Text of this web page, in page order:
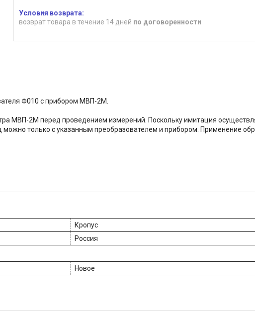
возврат товара в течение 14 дней по договоренности
Ф010 с прибором МВП-2М.
МВП-2М перед проведением измерений. Поскольку имитация
только с указанным преобразователем и прибором. Применение
Кропус
Россия
Новое